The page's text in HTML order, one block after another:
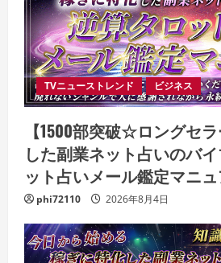
TVニューストレンド ビジネス
【1500部突破☆ロングセ
した副業ネット占いのバ
ット占いメール鑑定マニ
phi72110 2026年8月4日